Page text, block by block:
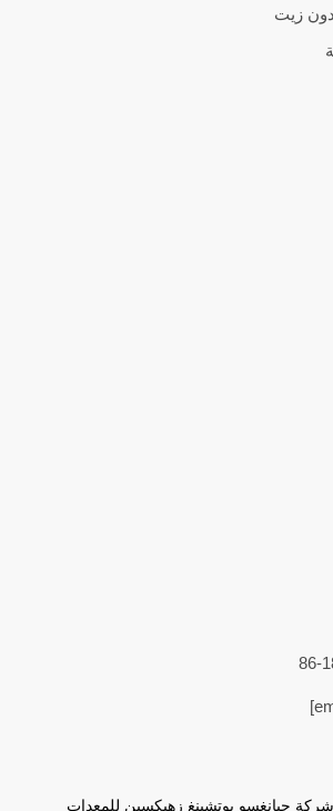
زيت
جيانغسو يوتشينغ زهيكسين للمعدات